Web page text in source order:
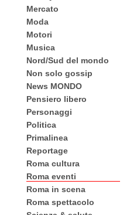
Mercato
Moda
Motori
Musica
Nord/Sud del mondo
Non solo gossip
News MONDO
Pensiero libero
Personaggi
Politica
Primalinea
Reportage
Roma cultura
Roma eventi
Roma in scena
Roma spettacolo